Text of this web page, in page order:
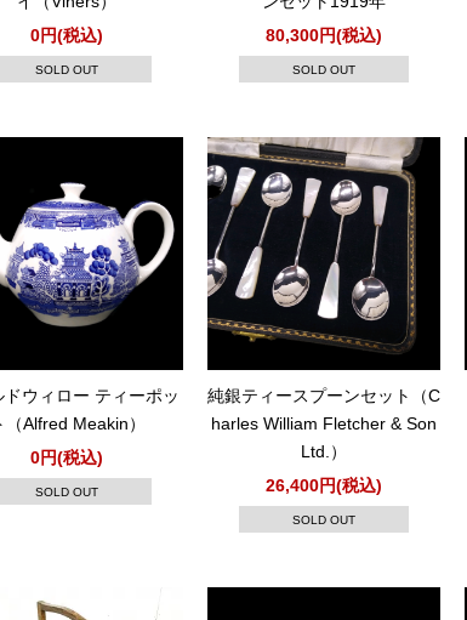
0円(税込)
SOLD OUT
80,300円(税込)
SOLD OUT
ドウィロー ティーポッ
（Alfred Meakin）
0円(税込)
SOLD OUT
純銀ティースプーンセット（C
harles William Fletcher & Son
Ltd.）
26,400円(税込)
SOLD OUT